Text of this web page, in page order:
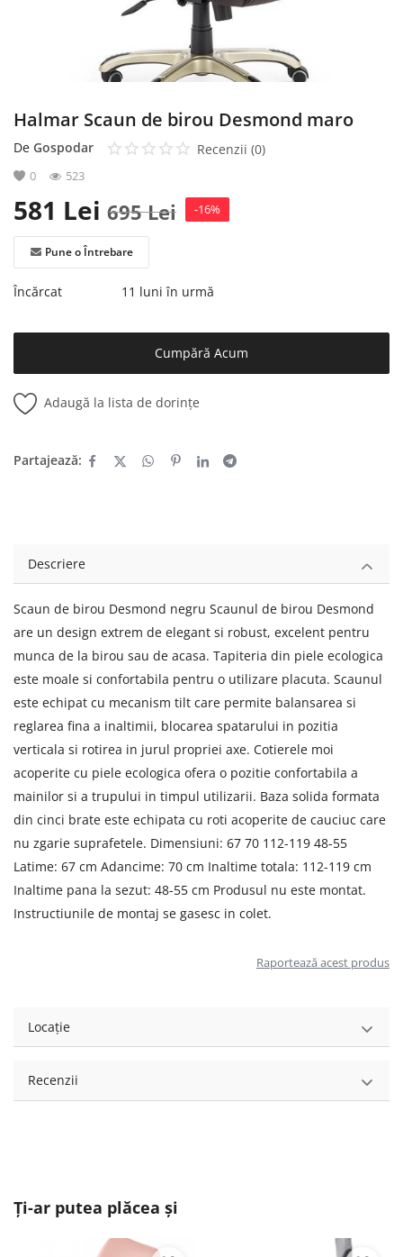
Halmar Scaun de birou Desmond maro
De Gospodar Recenzii (0)
0 523
581 Lei 695Lei -16%
Pune o Întrebare
Încărcat 11 luni în urmă
Cumpără Acum
Adaugă la lista de dorințe
Partajează:
Descriere
Scaun de birou Desmond negru Scaunul de birou Desmond
are un design extrem de elegant si robust, excelent pentru
munca de la birou sau de acasa. Tapiteria din piele ecologica
este moale si confortabila pentru o utilizare placuta. Scaunul
este echipat cu mecanism tilt care permite balansarea si
reglarea fina a inaltimii, blocarea spatarului in pozitia
verticala si rotirea in jurul propriei axe. Cotierele moi
acoperite cu piele ecologica ofera o pozitie confortabila a
mainilor si a trupului in timpul utilizarii. Baza solida formata
din cinci brate este echipata cu roti acoperite de cauciuc care
nu zgarie suprafetele. Dimensiuni: 67 70 112-119 48-55
Latime: 67 cm Adancime: 70 cm Inaltime totala: 112-119 cm
Inaltime pana la sezut: 48-55 cm Produsul nu este montat.
Instructiunile de montaj se gasesc in colet.
Raportează acest produs
Locație
Recenzii
Ți-ar putea plăcea și